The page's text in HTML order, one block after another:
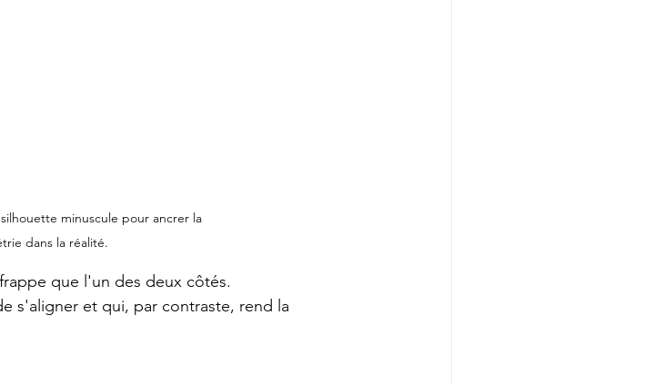
minuscule pour ancrer la
dans la réalité.
que l'un des deux côtés.
s'aligner et qui, par contraste, rend la